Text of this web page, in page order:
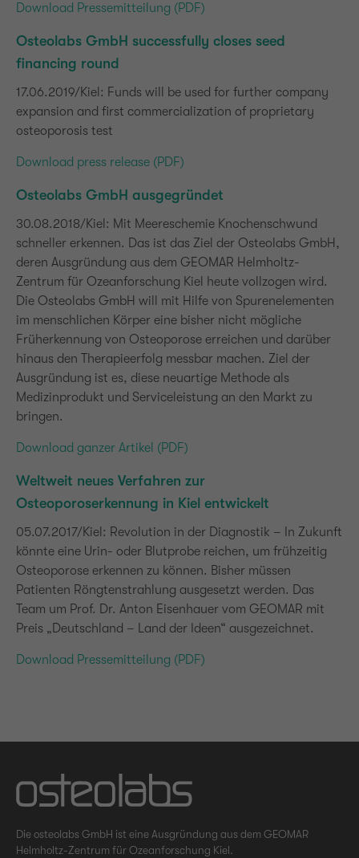
Download Pressemitteilung (PDF)
Osteolabs GmbH successfully closes seed
financing round
17.06.2019/Kiel: Funds will be used for further company
expansion and first commercialization of proprietary
osteoporosis test
Download press release (PDF)
Osteolabs GmbH ausgegründet
30.08.2018/Kiel: Mit Meereschemie Knochenschwund
schneller erkennen. Das ist das Ziel der Osteolabs GmbH,
deren Ausgründung aus dem GEOMAR Helmholtz-
Zentrum für Ozeanforschung Kiel heute vollzogen wird.
Die Osteolabs GmbH will mit Hilfe von Spurenelementen
im menschlichen Körper eine bisher nicht mögliche
Früherkennung von Osteoporose erreichen und darüber
hinaus den Therapieerfolg messbar machen. Ziel der
Ausgründung ist es, diese neuartige Methode als
Medizinprodukt und Serviceleistung an den Markt zu
bringen.
Download ganzer Artikel (PDF)
Weltweit neues Verfahren zur
Osteoporoserkennung in Kiel entwickelt
05.07.2017/Kiel: Revolution in der Diagnostik – In Zukunft
könnte eine Urin- oder Blutprobe reichen, um frühzeitig
Osteoporose erkennen zu können. Bisher müssen
Patienten Röngtenstrahlung ausgesetzt werden. Das
Team um Prof. Dr. Anton Eisenhauer vom GEOMAR mit
Preis „Deutschland – Land der Ideen“ ausgezeichnet.
Download Pressemitteilung (PDF)
Die osteolabs GmbH ist eine Ausgründung aus dem GEOMAR
Helmholtz-Zentrum für Ozeanforschung Kiel.